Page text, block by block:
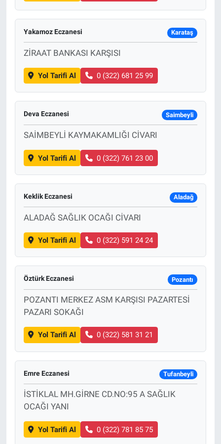
Yakamoz Eczanesi Karataş
ZİRAAT BANKASI KARŞISI
Yol Tarifi Al 0 (322) 681 25 99
Deva Eczanesi Saimbeyli
SAİMBEYLİ KAYMAKAMLIĞI CİVARI
Yol Tarifi Al 0 (322) 761 23 00
Keklik Eczanesi Aladağ
ALADAĞ SAĞLIK OCAĞI CİVARI
Yol Tarifi Al 0 (322) 591 24 24
Öztürk Eczanesi Pozantı
POZANTI MERKEZ ASM KARŞISI PAZARTESİ
PAZARI SOKAĞI
Yol Tarifi Al 0 (322) 581 31 21
Emre Eczanesi Tufanbeyli
İSTİKLAL MH.GİRNE CD.NO:95 A SAĞLIK
OCAĞI YANI
Yol Tarifi Al 0 (322) 781 85 75